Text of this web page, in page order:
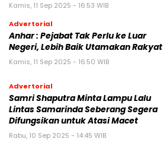
Kamis, 11 Sep 2025 - 16:53 WIB
Advertorial
Anhar : Pejabat Tak Perlu ke Luar
Negeri, Lebih Baik Utamakan Rakyat
Kamis, 11 Sep 2025 - 16:50 WIB
Advertorial
Samri Shaputra Minta Lampu Lalu
Lintas Samarinda Seberang Segera
Difungsikan untuk Atasi Macet
Rabu, 10 Sep 2025 - 14:45 WIB